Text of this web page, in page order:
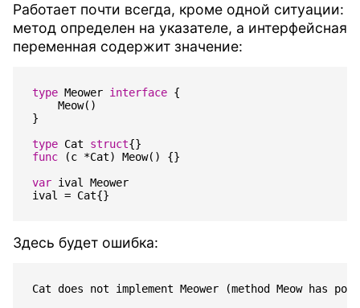
Работает почти всегда, кроме одной ситуации:
метод определен на указателе, а интерфейсная
переменная содержит значение:
type Meower interface {
Meow()
}
type Cat struct{}
func
(c *Cat) Meow()
{}
var ival Meower
ival = Cat{}
Здесь будет ошибка: